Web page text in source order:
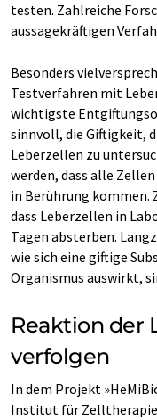
testen. Zahlreiche
aussagekräftigen
Besonders
Testverfahren mit
wichtigste
sinnvoll, die Giftigkeit,
Leberzellen zu
werden, dass alle
in Berührung kommen.
dass Leberzellen in
Tagen absterben.
wie sich eine giftige
Organismus auswirkt,
Reaktion der
verfolgen
In dem Projekt
Institut für